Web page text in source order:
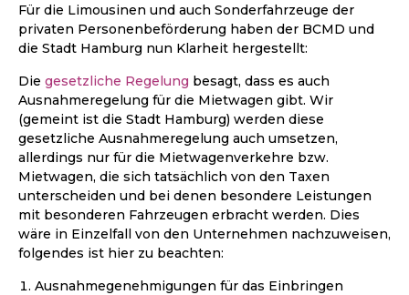
Für die Limousinen und auch Sonderfahrzeuge der
privaten Personenbeförderung haben der BCMD und
die Stadt Hamburg nun Klarheit hergestellt:
Die gesetzliche Regelung besagt, dass es auch
Ausnahmeregelung für die Mietwagen gibt. Wir
(gemeint ist die Stadt Hamburg) werden diese
gesetzliche Ausnahmeregelung auch umsetzen,
allerdings nur für die Mietwagenverkehre bzw.
Mietwagen, die sich tatsächlich von den Taxen
unterscheiden und bei denen besondere Leistungen
mit besonderen Fahrzeugen erbracht werden. Dies
wäre in Einzelfall von den Unternehmen nachzuweisen,
folgendes ist hier zu beachten:
Ausnahmegenehmigungen für das Einbringen